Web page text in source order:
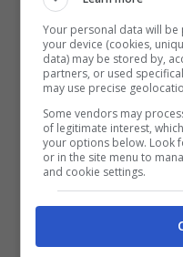
Pubblici,
la novità
urbanistica,
il
privata.
Il secondo nuovo
dalla Giunta
Gli sono stati
Your personal data will
your device (cookies,
data) may be stored by,
partners, or used
may use precise
Some vendors may
of legitimate interest,
your options below. Look
or in the site menu to
and cookie settings.